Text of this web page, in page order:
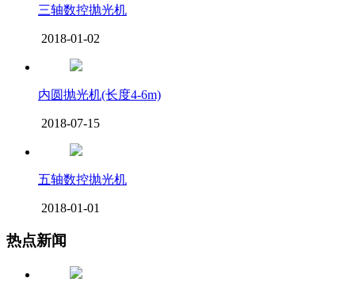
三轴数控抛光机
2018-01-02
内圆抛光机(长度4-6m)
2018-07-15
五轴数控抛光机
2018-01-01
热点新闻